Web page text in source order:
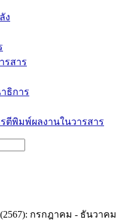
ง
รสาร
ธิการ
ตีพิมพ์ผลงานในวารสาร
กรกฎาคม - ธันวาคม